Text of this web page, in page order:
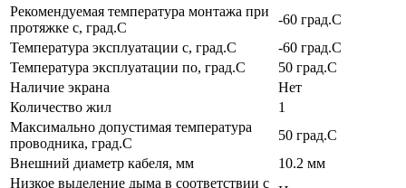
Рекомендуемая температура монтажа при
протяжке с, град.C
-60 град.C
Температура эксплуатации с, град.C
-60 град.C
Температура эксплуатации по, град.C
50 град.C
Наличие экрана
Нет
Количество жил
1
Максимально допустимая температура
проводника, град.C
50 град.C
Внешний диаметр кабеля, мм
10.2 мм
Низкое выделение дыма в соответствии с